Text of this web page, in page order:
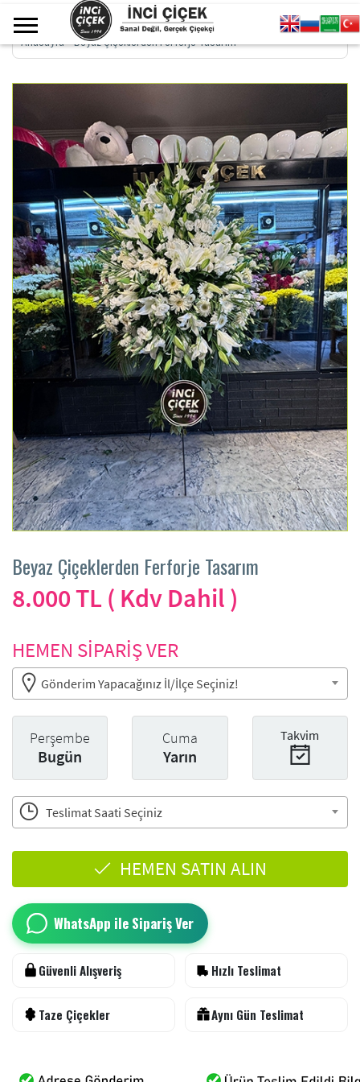
Anasayfa>Beyaz Çiçeklerden Ferforje Tasarım
Beyaz Çiçeklerden Ferforje Tasarım
8.000 TL ( Kdv Dahil )
HEMEN SİPARİŞ VER
Gönderim Yapacağınız İl/İlçe Seçiniz!
Perşembe
Bugün
Cuma
Yarın
Takvim
Teslimat Saati Seçiniz
HEMEN SATIN ALIN
WhatsApp ile Sipariş Ver
Güvenli Alışveriş Hızlı Teslimat
Taze Çiçekler Aynı Gün Teslimat